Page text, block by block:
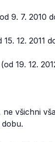
9. 7. 2010
15. 12. 2011
(od 19. 12.
ne všichni